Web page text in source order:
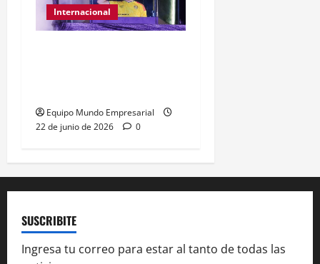
Internacional
Equipo Mundo Empresarial
22 de junio de 2026
0
SUSCRIBITE
Ingresa tu correo para estar al tanto de todas las